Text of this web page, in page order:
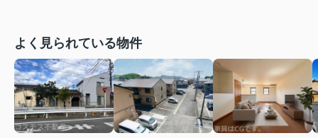
よく見られている物件